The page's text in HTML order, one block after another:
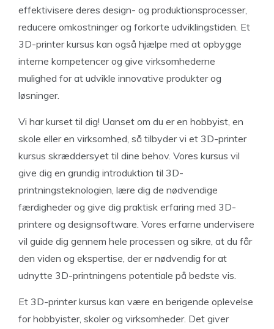
effektivisere deres design- og produktionsprocesser,
reducere omkostninger og forkorte udviklingstiden. Et
3D-printer kursus kan også hjælpe med at opbygge
interne kompetencer og give virksomhederne
mulighed for at udvikle innovative produkter og
løsninger.
Vi har kurset til dig! Uanset om du er en hobbyist, en
skole eller en virksomhed, så tilbyder vi et 3D-printer
kursus skræddersyet til dine behov. Vores kursus vil
give dig en grundig introduktion til 3D-
printningsteknologien, lære dig de nødvendige
færdigheder og give dig praktisk erfaring med 3D-
printere og designsoftware. Vores erfarne undervisere
vil guide dig gennem hele processen og sikre, at du får
den viden og ekspertise, der er nødvendig for at
udnytte 3D-printningens potentiale på bedste vis.
Et 3D-printer kursus kan være en berigende oplevelse
for hobbyister, skoler og virksomheder. Det giver